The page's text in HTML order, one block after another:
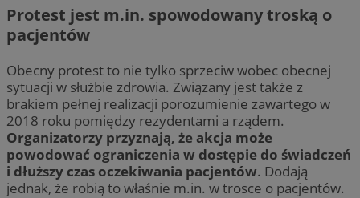
Protest jest m.in. spowodowany troską o
pacjentów
Obecny protest to nie tylko sprzeciw wobec obecnej
sytuacji w służbie zdrowia. Związany jest także z
brakiem pełnej realizacji porozumienie zawartego w
2018 roku pomiędzy rezydentami a rządem.
Organizatorzy przyznają, że akcja może
powodować ograniczenia w dostępie do świadczeń
i dłuższy czas oczekiwania pacjentów. Dodają
jednak, że robią to właśnie m.in. w trosce o pacjentów.